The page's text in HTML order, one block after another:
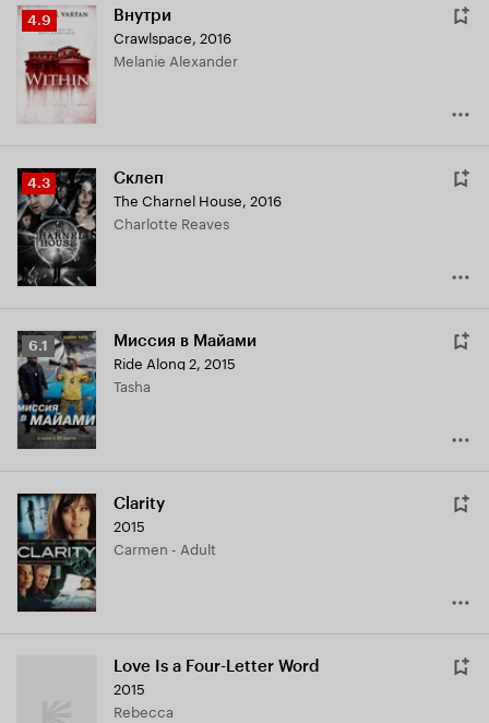
Рейтинг
Кинопоиска
4.9
4.9 Внутри
Crawlspace, 2016
Melanie Alexander
Рейтинг
Кинопоиска
4.3
4.3 Склеп
The Charnel House, 2016
Charlotte Reaves
Рейтинг
Кинопоиска
6.1
6.1 Миссия в Майами
Ride Along 2, 2015
Tasha
Clarity
2015
Carmen - Adult
Love Is a Four-Letter Word
2015
Rebecca